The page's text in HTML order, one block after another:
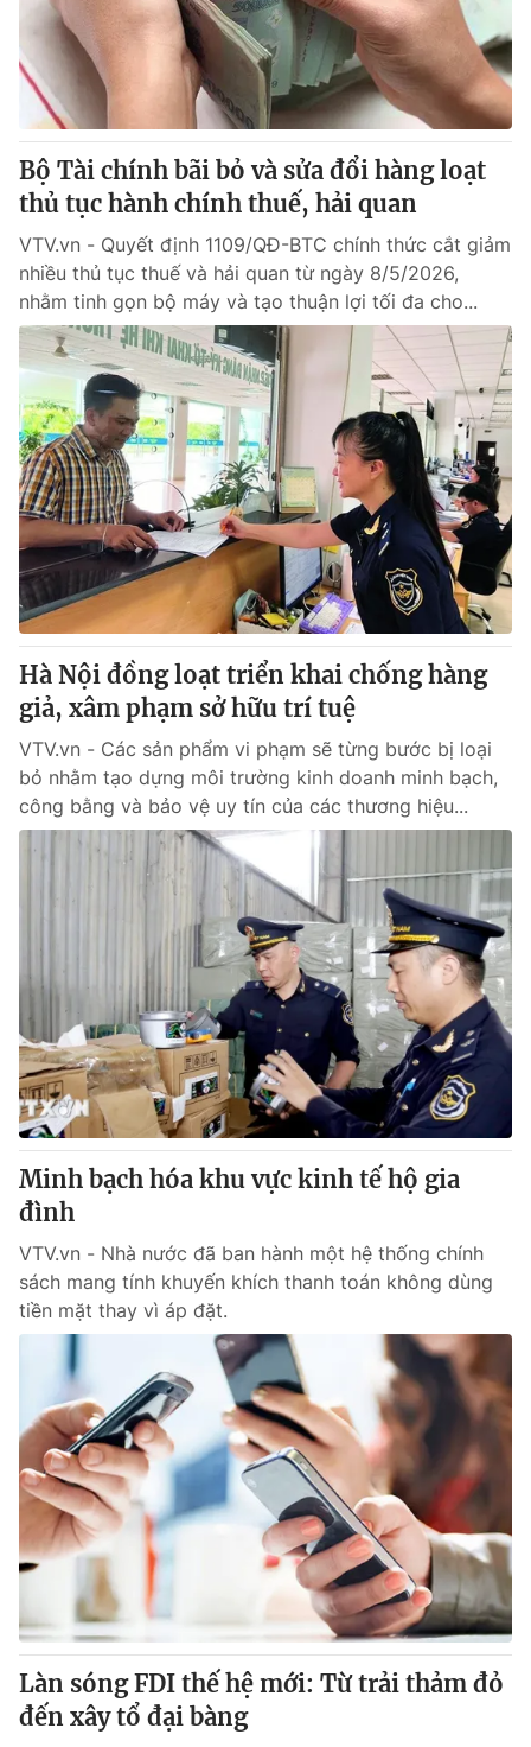
Bộ Tài chính bãi bỏ và sửa đổi hàng loạt
thủ tục hành chính thuế, hải quan
VTV.vn - Quyết định 1109/QĐ-BTC chính thức cắt giảm
nhiều thủ tục thuế và hải quan từ ngày 8/5/2026,
nhằm tinh gọn bộ máy và tạo thuận lợi tối đa cho...
Hà Nội đồng loạt triển khai chống hàng
giả, xâm phạm sở hữu trí tuệ
VTV.vn - Các sản phẩm vi phạm sẽ từng bước bị loại
bỏ nhằm tạo dựng môi trường kinh doanh minh bạch,
công bằng và bảo vệ uy tín của các thương hiệu...
Minh bạch hóa khu vực kinh tế hộ gia
đình
VTV.vn - Nhà nước đã ban hành một hệ thống chính
sách mang tính khuyến khích thanh toán không dùng
tiền mặt thay vì áp đặt.
Làn sóng FDI thế hệ mới: Từ trải thảm đỏ
đến xây tổ đại bàng